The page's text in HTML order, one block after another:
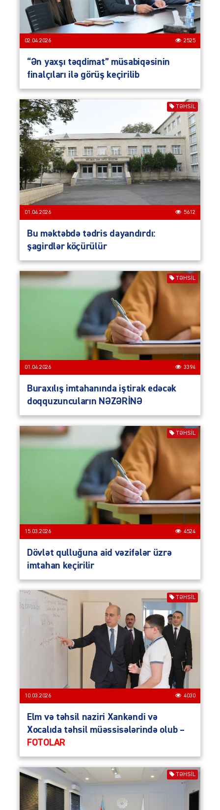
02.04.2026 2525
“Ən yaxşı təqdimat” müsabiqəsinin
finalçıları ilə görüş keçirilib
TƏHSIL
01.04.2026 5612
Bu məktəbdə tədris dayandırdı:
şagirdlər köçürülür
TƏHSIL
01.04.2026 3394
Buraxılış imtahanında iştirak edəcək
doqquzuncuların NƏZƏRİNƏ
TƏHSIL
15.03.2026 4524
Dövlət qulluğuna aid vəzifələr üzrə
imtahan keçirilir
TƏHSIL
10.03.2026 4030
Elm və təhsil naziri Xankəndi və
Xocalıda təhsil müəssisələrində olub –
FOTOLAR
TƏHSIL